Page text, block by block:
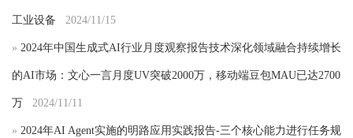
工业设备 2024/11/15
» 2024年中国生成式AI行业月度观察报告技术深化领域融合持续增长
的AI市场：文心一言月度UV突破2000万，移动端豆包MAU已达2700
万 2024/11/11
» 2024年AI Agent实施的明路应用实践报告-三个核心能力进行任务规